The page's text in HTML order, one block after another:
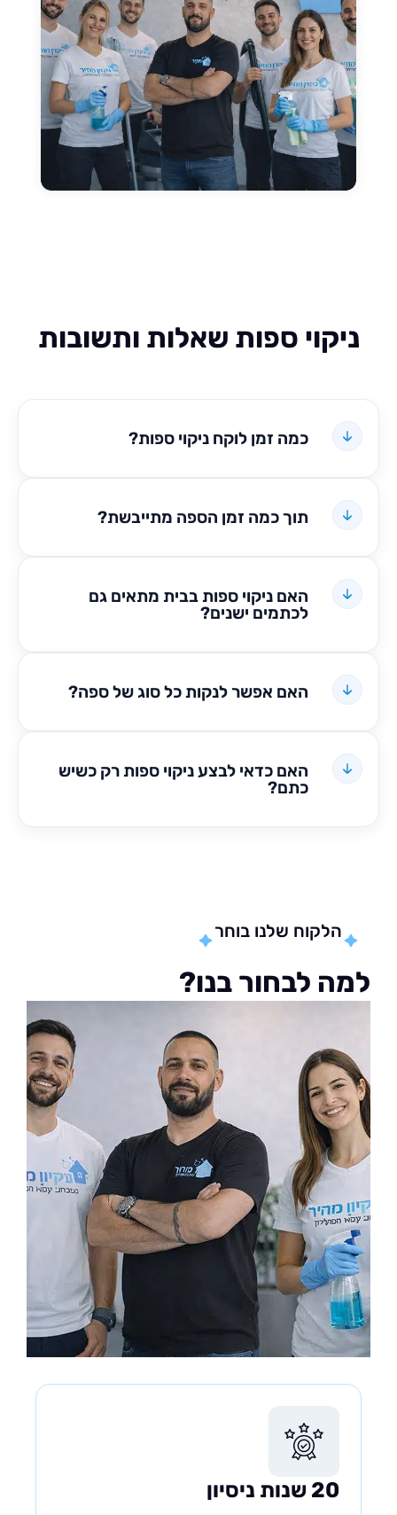
ספות שאלות ותשובות
כמה זמן לוקח ניקוי ספות?
תוך כמה זמן הספה מתייבשת?
האם ניקוי ספות בבית מתאים גם
לכתמים ישנים?
האם אפשר לנקות כל סוג של ספה?
האם כדאי לבצע ניקוי ספות רק כשיש
כתם?
הלקוח שלנו בוחר
לבחור בנו?